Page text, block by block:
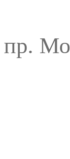
пр.